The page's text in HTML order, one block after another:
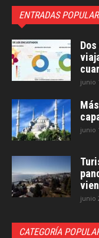
ENTRADAS
junio
junio
junio
CATEGORÍA